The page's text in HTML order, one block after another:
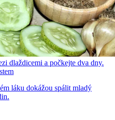
dlaždicemi a počkejte dva dny.
láku dokážou spálit mladý